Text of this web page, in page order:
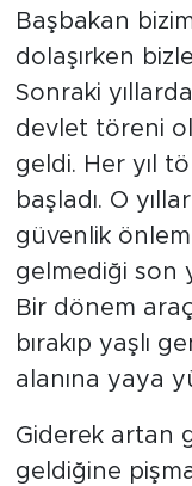
Başbakan
dolaşırken
Sonraki
devlet töreni
geldi. Her yıl
başladı. O
güvenlik
gelmediği son
Bir dönem
bırakıp yaşlı
alanına yaya
Giderek artan
geldiğine